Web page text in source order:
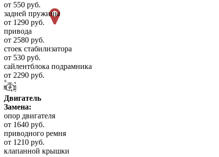
от 550 руб.
задней пружины
от 1290 руб.
привода
от 2580 руб.
стоек стабилизатора
от 530 руб.
сайлентблока подрамника
от 2290 руб.
Двигатель
Замена:
опор двигателя
от 1640 руб.
приводного ремня
от 1210 руб.
клапанной крышки